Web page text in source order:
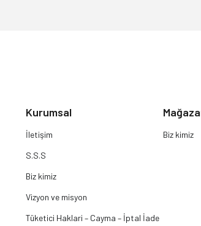
Kurumsal
İletişim
S.S.S
Biz kimiz
Vizyon ve misyon
Tüketici Haklari – Cayma – İptal İade
Biz kimiz